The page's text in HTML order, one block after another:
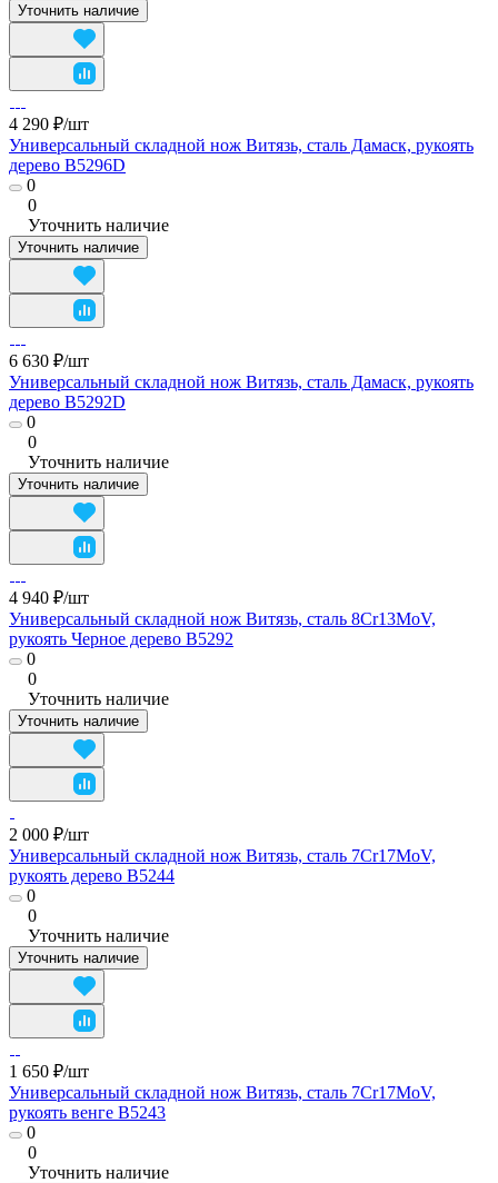
Уточнить наличие
4 290 ₽/шт
Универсальный складной нож Витязь, сталь Дамаск, рукоять
дерево B5296D
0
0
Уточнить наличие
Уточнить наличие
6 630 ₽/шт
Универсальный складной нож Витязь, сталь Дамаск, рукоять
дерево B5292D
0
0
Уточнить наличие
Уточнить наличие
4 940 ₽/шт
Универсальный складной нож Витязь, сталь 8Cr13MoV,
рукоять Черное дерево B5292
0
0
Уточнить наличие
Уточнить наличие
2 000 ₽/шт
Универсальный складной нож Витязь, сталь 7Cr17MoV,
рукоять дерево B5244
0
0
Уточнить наличие
Уточнить наличие
1 650 ₽/шт
Универсальный складной нож Витязь, сталь 7Cr17MoV,
рукоять венге B5243
0
0
Уточнить наличие